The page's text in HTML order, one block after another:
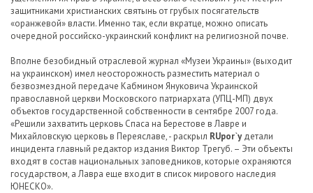
защитниками христианских святынь от грубых посягательств
«оранжевой» власти. Именно так, если вкратце, можно описать
очередной российско-украинский конфликт на религиозной почве.
Вполне безобидный отраслевой журнал «Музеи Украины» (выходит
на украинском) имел неосторожность разместить материал о
безвозмездной передаче Кабмином Януковича Украинской
православной церкви Московского патриархата (УПЦ-МП) двух
объектов государственной собственности в сентябре 2007 года.
«Решили захватить церковь Спаса на Берестове в Лавре и
Михайловскую церковь в Переяславе, - раскрыл RUpor`удетали
инцидента главный редактор издания Виктор Трегуб. – Эти объекты
входят в состав национальных заповедников, которые охраняются
государством, а Лавра еще входит в список мирового наследия
ЮНЕСКО».